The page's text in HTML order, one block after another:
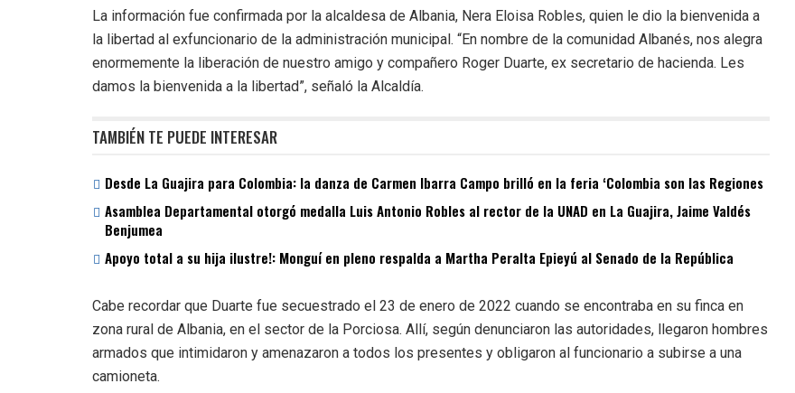
La información fue confirmada por la alcaldesa de Albania, Nera Eloisa Robles, quien le dio la bienvenida a
la libertad al exfuncionario de la administración municipal. “En nombre de la comunidad Albanés, nos alegra
enormemente la liberación de nuestro amigo y compañero Roger Duarte, ex secretario de hacienda. Les
damos la bienvenida a la libertad”, señaló la Alcaldía.
TAMBIÉN TE PUEDE INTERESAR
Desde La Guajira para Colombia: la danza de Carmen Ibarra Campo brilló en la feria ‘Colombia son las Regiones
Asamblea Departamental otorgó medalla Luis Antonio Robles al rector de la UNAD en La Guajira, Jaime Valdés
Benjumea
Apoyo total a su hija ilustre!: Monguí en pleno respalda a Martha Peralta Epieyú al Senado de la República
Cabe recordar que Duarte fue secuestrado el 23 de enero de 2022 cuando se encontraba en su finca en
zona rural de Albania, en el sector de la Porciosa. Allí, según denunciaron las autoridades, llegaron hombres
armados que intimidaron y amenazaron a todos los presentes y obligaron al funcionario a subirse a una
camioneta.